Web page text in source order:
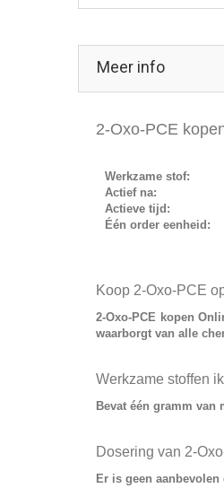
Meer info
2-Oxo-PCE
Werkzame stof:
Actief na:
Actieve tijd:
Één order eenheid:
Koop 2-Oxo-PCE
2-Oxo-PCE kopen
waarborgt van alle
Werkzame stoffen
Bevat één gramm van
Dosering van 2-
Er is geen